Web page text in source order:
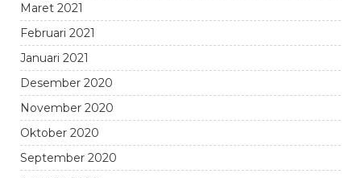
Maret 2021
Februari 2021
Januari 2021
Desember 2020
November 2020
Oktober 2020
September 2020